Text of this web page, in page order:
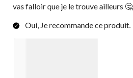
vas falloir que je le trouve ailleurs 🤔
Oui, Je recommande ce produit.